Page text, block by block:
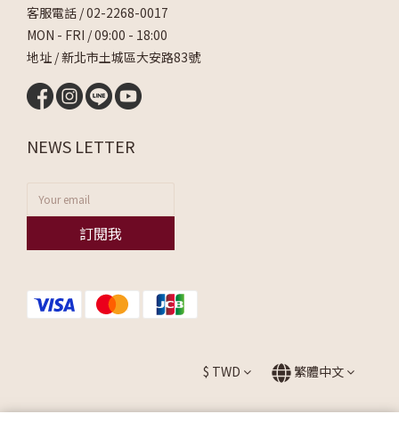
客服電話 /02-2268-0017
MON - FRI / 09:00 - 18:00
地址 / 新北市土城區大安路83號
NEWS LETTER
訂閱我
$ TWD 繁體中文